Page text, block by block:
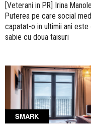
[Veterani in PR] Irina
Puterea pe care social
capatat-o in ultimii ani este
sabie cu doua taisuri
SMARK